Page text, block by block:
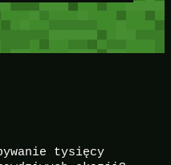
tysięcy